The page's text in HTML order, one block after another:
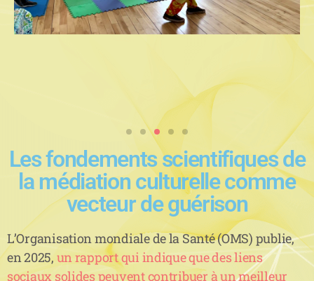
Les fondements scientifiques de
la médiation culturelle comme
vecteur de guérison
L’Organisation mondiale de la Santé (OMS) publie,
en 2025, un rapport qui indique que des liens
sociaux solides peuvent contribuer à un meilleur